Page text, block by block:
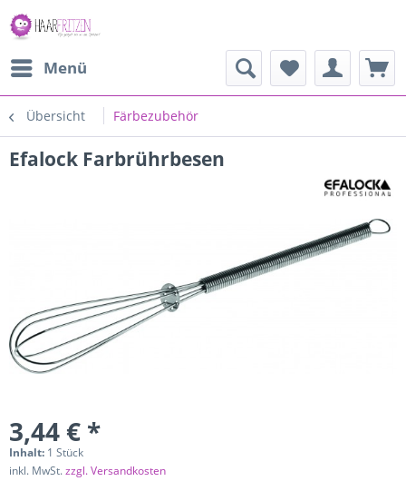
Menü
Übersicht Färbezubehör
Efalock Farbrührbesen
3,44 € *
Inhalt: 1 Stück
inkl. MwSt.zzgl. Versandkosten